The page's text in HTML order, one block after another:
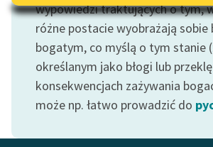
Lektury szkolne i klasyka
literatury do słuchania dla
uczennic i uczniów z
niepełnosprawnościami
E-kolekcja lektur
szkolnych i literatury do
uczniów z
wypowiedzi traktujących o tym,
różne postacie wyobrażają sobie
bogatym, co myślą o tym stanie
określanym jako błogi lub
konsekwencjach zażywania
może np. łatwo prowadzić do